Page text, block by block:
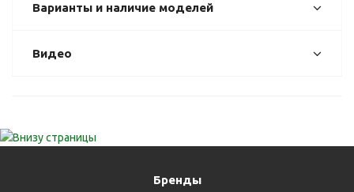
Варианты и наличие моделей
Видео
Бренды